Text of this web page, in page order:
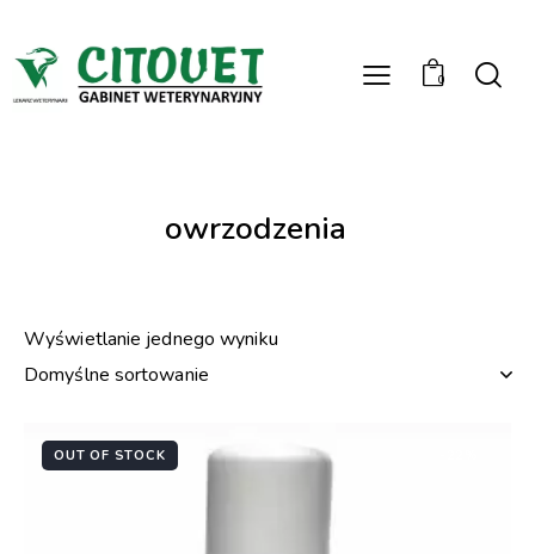
0
owrzodzenia
Wyświetlanie jednego wyniku
OUT OF STOCK